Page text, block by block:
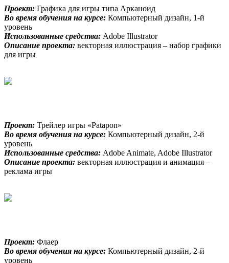
Проект: Графика для игры типа Арканоид
Во время обучения на курсе: Компьютерный дизайн, 1-й
уровень
Использованные средства: Adobe Illustrator
Описание проекта: векторная иллюстрация – набор графики
для игры
Проект: Трейлер игры «Patapon»
Во время обучения на курсе: Компьютерный дизайн, 2-й
уровень
Использованные средства: Adobe Animate, Adobe Illustrator
Описание проекта: векторная иллюстрация и анимация –
реклама игры
Проект: Флаер
Во время обучения на курсе: Компьютерный дизайн, 2-й
уровень